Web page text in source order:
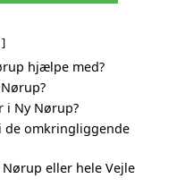
hjælpe med?
i Ny Nørup?
de omkringliggende
eller hele Vejle